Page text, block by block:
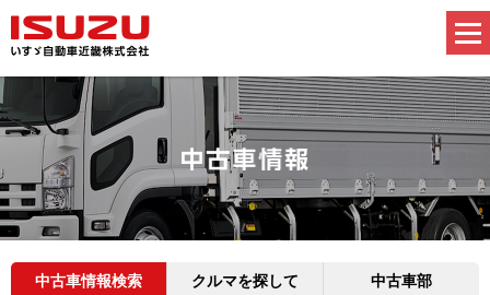
中古車情報検索 クルマを探して 中古車部